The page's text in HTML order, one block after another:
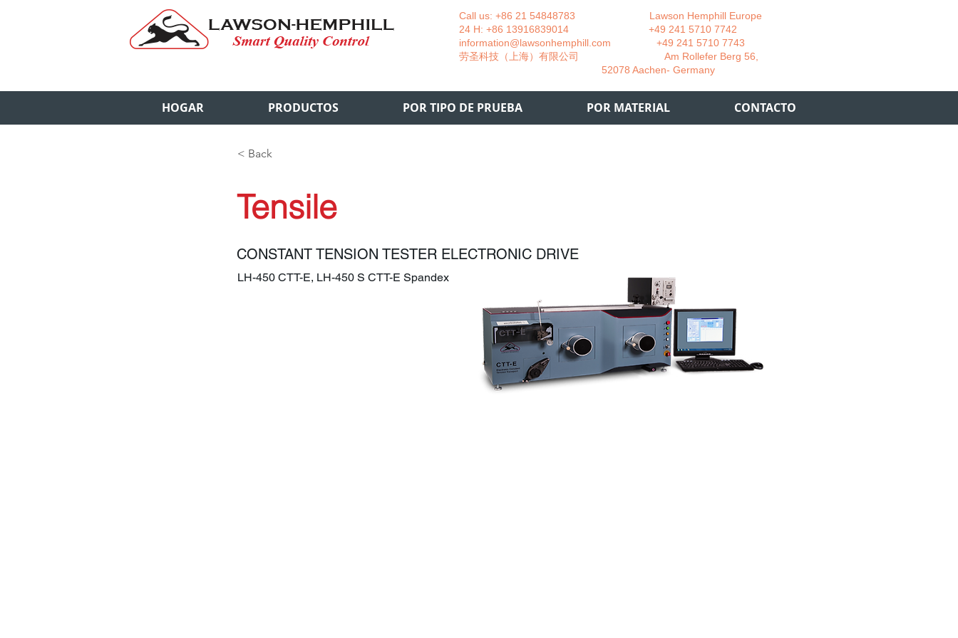
Call us: +86 21 54848783 Lawson Hemphill Europe
24 H: +86 13916839014 +49 241 5710 7742
information@lawsonhemphill.com +49 241 5710 7743
​劳圣科技（上海）有限公司 Am Rollefer Berg 56,
52078 Aachen- Germany
HOGAR PRODUCTOS POR TIPO DE PRUEBA POR MATERIAL CONTACTO
< Back
Tensile
CONSTANT TENSION TESTER ELECTRONIC DRIVE
LH-450 CTT-E, LH-450 S CTT-E Spandex